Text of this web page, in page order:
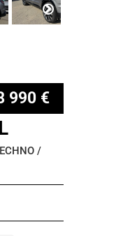
990 €
/